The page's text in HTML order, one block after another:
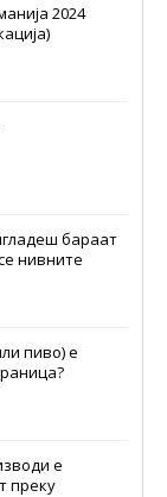
2024
бараат
нивните
пиво) е
е
преку